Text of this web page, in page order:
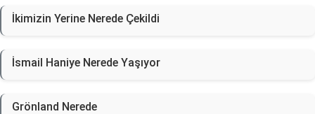
İkimizin Yerine Nerede Çekildi
İsmail Haniye Nerede Yaşıyor
Grönland Nerede